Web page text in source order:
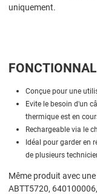
uniquement.
Conçue pour une
Evite le besoin d'un
thermique est en
Rechargeable via le
Idéal pour garder en
de plusieurs
Même produit avec
ABTT5720,